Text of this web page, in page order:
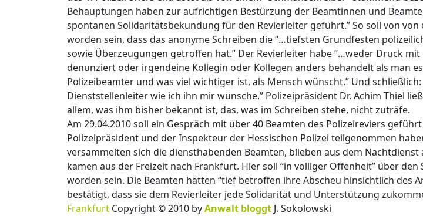
Behauptungen haben zur aufrichtigen Bestürzung der Beamtinnen und
spontanen Solidaritätsbekundung für den Revierleiter geführt.” So soll von von
worden sein, dass das anonyme Schreiben die “…tiefsten Grundfesten
sowie Überzeugungen getroffen hat.” Der Revierleiter habe “…weder Druck
denunziert oder irgendeine Kollegin oder Kollegen anders behandelt als man
Polizeibeamter und was viel wichtiger ist, als Mensch wünscht.” Und
Dienststellenleiter wie ich ihn mir wünsche.” Polizeipräsident Dr. Achim Thiel
allem, was ihm bisher bekannt ist, das, was im Schreiben stehe, nicht zuträfe.
Am 29.04.2010 soll ein Gespräch mit über 40 Beamten des Polizeireviers
Polizeipräsident und der Inspekteur der Hessischen Polizei teilgenommen
versammelten sich die diensthabenden Beamten, blieben aus dem
kamen aus der Freizeit nach Frankfurt. Hier soll “in völliger Offenheit” über den
worden sein. Die Beamten hätten “tief betroffen ihre Abscheu hinsichtlich des
bestätigt, dass sie dem Revierleiter jede Solidarität und Unterstützung
Frankfurt Copyright © 2010 byAnwalt bloggt J. Sokolowski